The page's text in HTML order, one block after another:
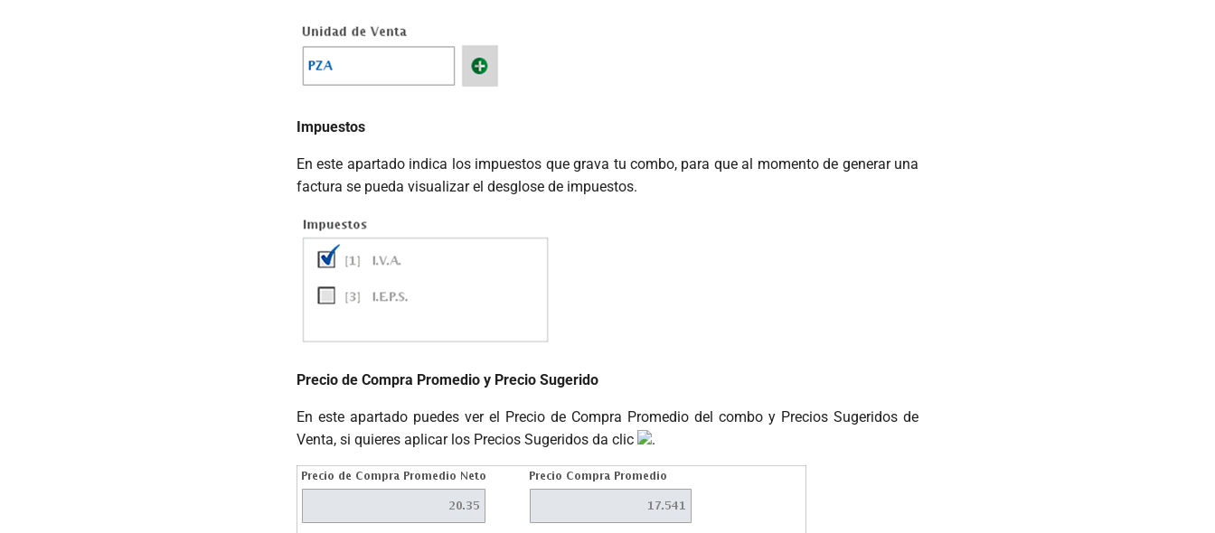
Impuestos
En este apartado indica los impuestos que grava tu combo, para que al momento de generar una
factura se pueda visualizar el desglose de impuestos.
Precio de Compra Promedio y Precio Sugerido
En este apartado puedes ver el Precio de Compra Promedio del combo y Precios Sugeridos de
Venta, si quieres aplicar los Precios Sugeridos da clic
.